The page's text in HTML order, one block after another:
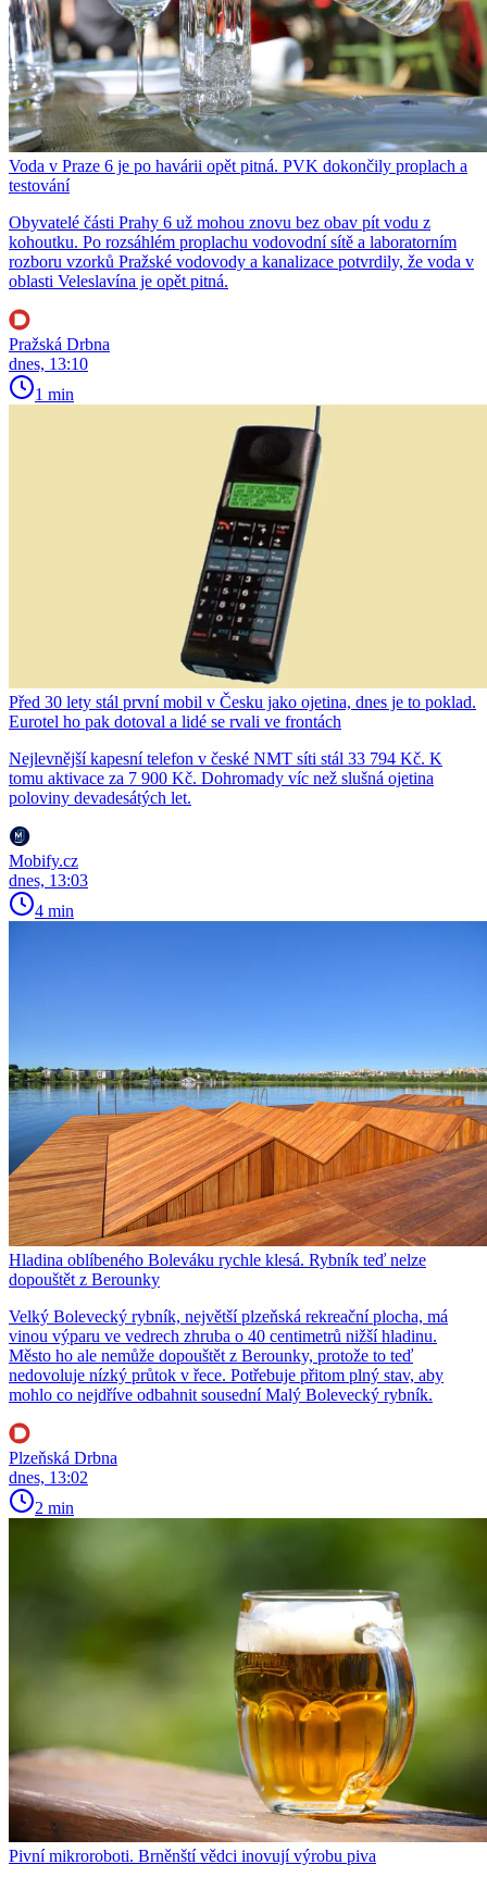
Voda v Praze 6 je po havárii opět pitná. PVK dokončily proplach a
testování
Obyvatelé části Prahy 6 už mohou znovu bez obav pít vodu z
kohoutku. Po rozsáhlém proplachu vodovodní sítě a laboratorním
rozboru vzorků Pražské vodovody a kanalizace potvrdily, že voda v
oblasti Veleslavína je opět pitná.
Pražská Drbna
dnes, 13:10
1 min
Před 30 lety stál první mobil v Česku jako ojetina, dnes je to poklad.
Eurotel ho pak dotoval a lidé se rvali ve frontách
Nejlevnější kapesní telefon v české NMT síti stál 33 794 Kč. K
tomu aktivace za 7 900 Kč. Dohromady víc než slušná ojetina
poloviny devadesátých let.
Mobify.cz
dnes, 13:03
4 min
Hladina oblíbeného Boleváku rychle klesá. Rybník teď nelze
dopouštět z Berounky
Velký Bolevecký rybník, největší plzeňská rekreační plocha, má
vinou výparu ve vedrech zhruba o 40 centimetrů nižší hladinu.
Město ho ale nemůže dopouštět z Berounky, protože to teď
nedovoluje nízký průtok v řece. Potřebuje přitom plný stav, aby
mohlo co nejdříve odbahnit sousední Malý Bolevecký rybník.
Plzeňská Drbna
dnes, 13:02
2 min
Pivní mikroroboti. Brněnští vědci inovují výrobu piva